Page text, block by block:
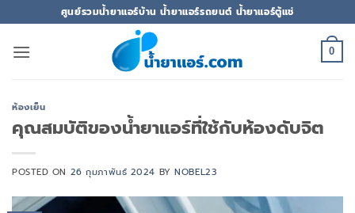
ไป
ยัง
ศูนย์รวมน้ำยาแอร์บ้าน น้ำยาแอร์รถยนต์ น้ำยาแอร์ตู้แช่
0
ห้องเย็น
คุณสมบัติของน้ำยาแอร์ที่ใช้กับห้องดับจิต
POSTED ON 26 กุมภาพันธ์ 2024 BYNOBEL23